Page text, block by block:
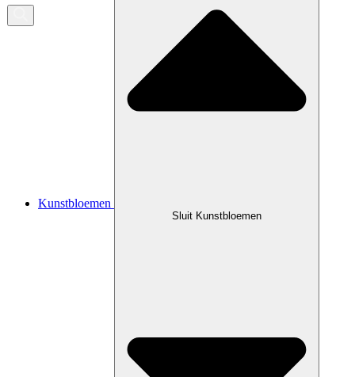
Kunstbloemen
Sluit Kunstbloemen